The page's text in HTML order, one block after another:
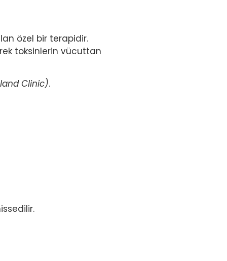
özel bir terapidir.
toksinlerin vücuttan
Clinic).